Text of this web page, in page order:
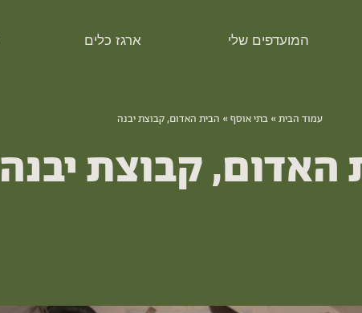
המועדפים שלי ארגז כלים
עמוד הבית­­» בתי אוסף­­» הבית האדום, קבוצת יבנה
האדום, קבוצת יבנה